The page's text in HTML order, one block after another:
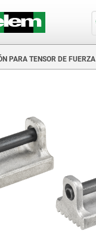
PARA TENSOR DE FUERZA